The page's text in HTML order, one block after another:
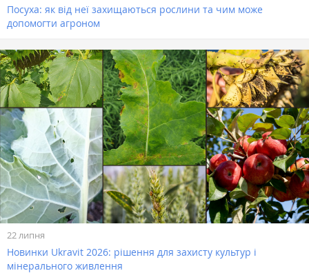
Посуха: як від неї захищаються рослини та чим може
допомогти агроном
22 липня
Новинки Ukravit 2026: рішення для захисту культур і
мінерального живлення